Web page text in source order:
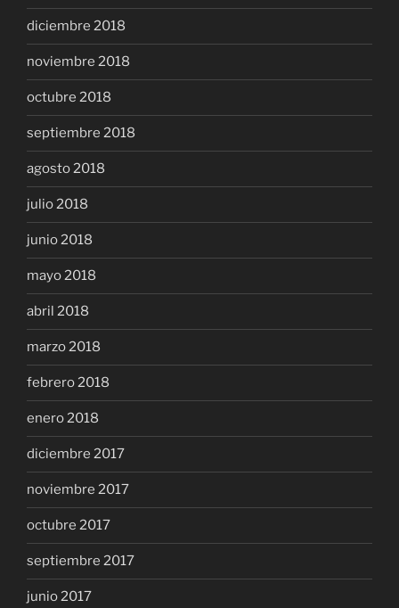
diciembre 2018
noviembre 2018
octubre 2018
septiembre 2018
agosto 2018
julio 2018
junio 2018
mayo 2018
abril 2018
marzo 2018
febrero 2018
enero 2018
diciembre 2017
noviembre 2017
octubre 2017
septiembre 2017
junio 2017